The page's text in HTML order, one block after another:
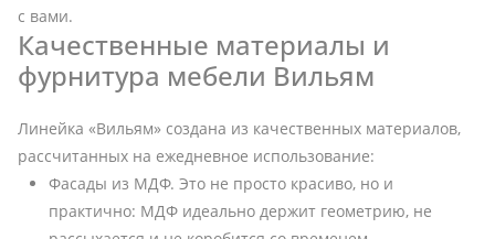
с вами.
Качественные материалы и
фурнитура мебели Вильям
Линейка «Вильям» создана из качественных материалов,
рассчитанных на ежедневное использование:
Фасады из МДФ. Это не просто красиво, но и
практично: МДФ идеально держит геометрию, не